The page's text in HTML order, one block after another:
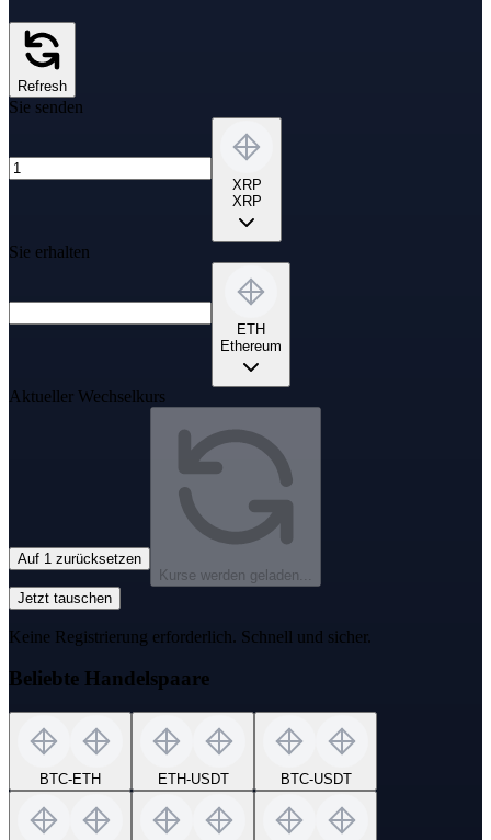
Refresh
Sie senden
XRP
XRP
Sie erhalten
ETH
Ethereum
Aktueller Wechselkurs
Auf 1 zurücksetzen
Kurse werden geladen...
Jetzt tauschen
Keine Registrierung erforderlich. Schnell und sicher.
Beliebte Handelspaare
BTC-ETH ETH-USDT BTC-USDT